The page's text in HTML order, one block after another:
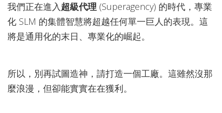
我們正在進入超級代理 (Superagency) 的時代，專業
化 SLM 的集體智慧將超越任何單一巨人的表現。這
將是通用化的末日、專業化的崛起。
所以，別再試圖造神，請打造一個工廠。這雖然沒那
麼浪漫，但卻能實實在在獲利。